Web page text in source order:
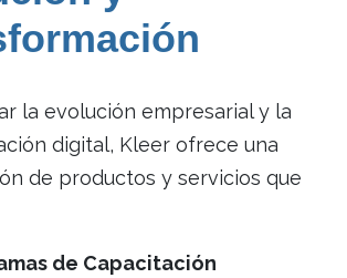
la evolución empresarial y la
digital, Kleer ofrece una
de productos y servicios que
de Capacitación